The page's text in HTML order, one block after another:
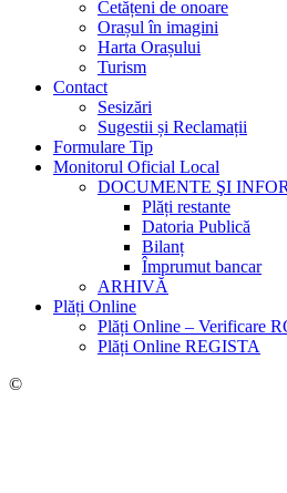
Cetățeni de onoare
Orașul în imagini
Harta Orașului
Turism
Contact
Sesizări
Sugestii și Reclamații
Formulare Tip
Monitorul Oficial Local
DOCUMENTE ŞI
Plăți restante
Datoria Publică
Bilanț
Împrumut bancar
ARHIVĂ
Plăți Online
Plăți Online – Verificare
Plăți Online REGISTA
©